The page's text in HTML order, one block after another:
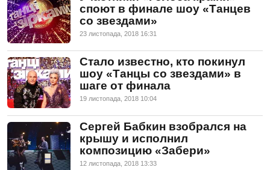
споют в финале шоу «Танцев
со звездами»
23 листопада, 2018 16:31
Стало известно, кто покинул
шоу «Танцы со звездами» в
шаге от финала
19 листопада, 2018 10:04
Сергей Бабкин взобрался на
крышу и исполнил
композицию «Забери»
12 листопада, 2018 13:33